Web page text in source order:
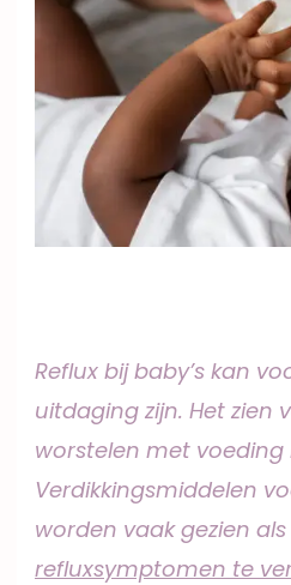
Reflux bij baby’s kan
uitdaging zijn. Het zien
worstelen met voeding
Verdikkingsmiddelen
worden vaak gezien
refluxsymptomen te